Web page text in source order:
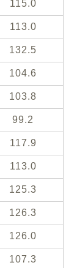
115.0
113.0
132.5
104.6
103.8
99.2
117.9
113.0
125.3
126.3
126.0
107.3